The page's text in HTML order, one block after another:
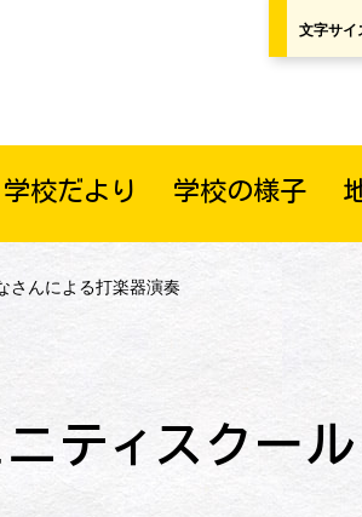
文字サイ
学校だより 学校の様子
さんによる打楽器演奏
ニティスクール